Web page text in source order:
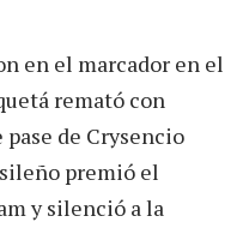
en el marcador en el
remató con
de Crysencio
premió el
y silenció a la